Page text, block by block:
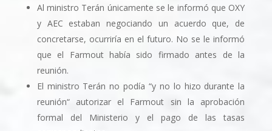
Al ministro Terán únicamente se le informó que OXY
y AEC estaban negociando un acuerdo que, de
concretarse, ocurrirí­a en el futuro. No se le informó
que el Farmout había sido firmado antes de la
reunión.
El ministro Terán no podí­a “y no lo hizo durante la
reunión“ autorizar el Farmout sin la aprobación
formal del Ministerio y el pago de las tasas